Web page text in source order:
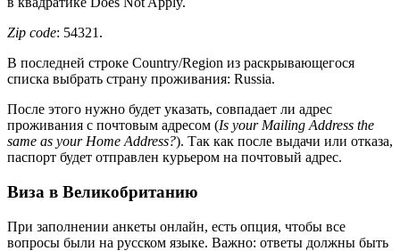
Zip code: 54321.
В последней строке Country/Region из раскрывающегося
списка выбрать страну проживания: Russia.
После этого нужно будет указать, совпадает ли адрес
проживания с почтовым адресом (Is your Mailing Address the
same as your Home Address?). Так как после выдачи или отказа,
паспорт будет отправлен курьером на почтовый адрес.
Виза в Великобританию
При заполнении анкеты онлайн, есть опция, чтобы все
вопросы были на русском языке. Важно: ответы должны быть